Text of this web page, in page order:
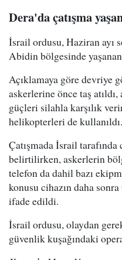
Dera'da çatışma
İsrail ordusu, Haziran ayı
Abidin bölgesinde
Açıklamaya göre devriye
askerlerine önce taş atıldı,
güçleri silahla karşılık
helikopterleri de kullanıldı.
Çatışmada İsrail tarafında
belirtilirken, askerlerin
telefon da dahil bazı
konusu cihazın daha sonra
ifade edildi.
İsrail ordusu, olaydan
güvenlik kuşağındaki